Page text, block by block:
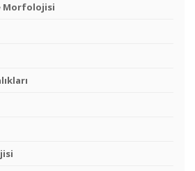
Morfolojisi